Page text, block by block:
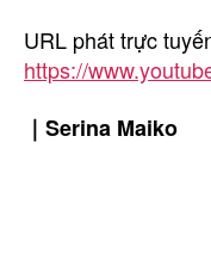
URL phát trực
https://
｜Serina Maiko